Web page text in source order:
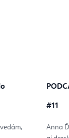
#11
Anna